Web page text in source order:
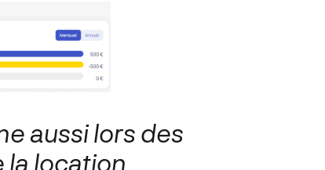
aussi lors des
location